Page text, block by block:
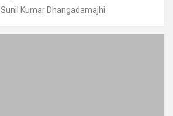
Sunil Kumar Dhangadamajhi